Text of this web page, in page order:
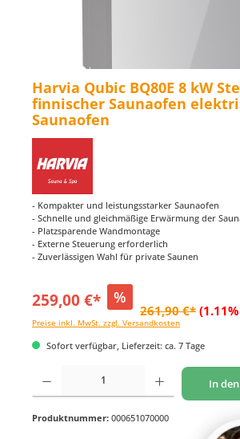
Harvia Qubic BQ80E 8 kW
finnischer Saunaofen
Saunaofen
- Kompakter und leistungsstarker Saunaofen
- Schnelle und gleichmäßige Erwärmung der
- Platzsparende Wandmontage
- Externe Steuerung erforderlich
- Zuverlässigen Wahl für private Saunen
259,00 €* %
261,90 €*
Preise inkl. MwSt. zzgl. Versandkosten
Sofort verfügbar, Lieferzeit: ca. 7 Tage
Produkt Anzahl: Gib den gewünschten Wert ein
In
Produktnummer: 000651070000